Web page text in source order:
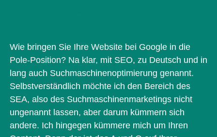
Wie bringen Sie Ihre Website bei Google in die
Pole-Position? Na klar, mit SEO, zu Deutsch und in
lang auch Suchmaschinenoptimierung genannt.
Selbstverständlich möchte ich den Bereich des
SEA, also des Suchmaschinenmarketings nicht
ungenannt lassen, aber darum kümmern sich
andere. Ich hingegen kümmere mich um Ihren